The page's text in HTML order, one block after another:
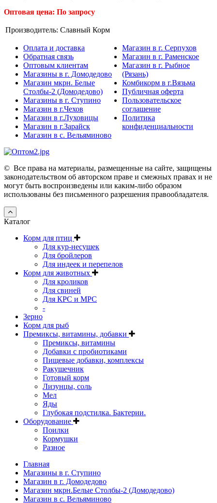
Оптовая цена: По запросу
Производитель: Славный Корм
Оплата и доставка
Обратная связь
Оптовым клиентам
Магазины в г. Домодедово
Магазин мкрн. Белые
Столбы-2 (Домодедово)
Магазины в г. Ступино
Магазин в г.Чехов
Магазин в г.Луховицы
Магазин в г.Зарайск
Магазин в с. Вельяминово
Магазин в г. Серпухов
Магазин в г. Раменское
Магазин в г. Рыбное
(Рязань)
Комбикорм в г.Вязьма
Публичная оферта
Пользовательское
соглашение
Политика
конфиденциальности
© Все права на материалы, размещенные на сайте, защищены
законодательством об авторском праве и смежных правах и не
могут быть воспроизведены или каким-либо образом
использованы без письменного разрешения правообладателя.
Каталог
Корм для птиц
Для кур-несушек
Для бройлеров
Для индеек и перепелов
Корм для животных
Для кроликов
Для свиней
Для КРС и МРС
-
Зерно
Корм для рыб
Премиксы, витамины, добавки
Премиксы, витамины
Добавки с пробиотиками
Пищевые добавки, комплексы
Ракушечник
Готовый корм
Лизунцы, соль
Мел
Яды
Глубокая подстилка. Бактерии.
Оборудование
Поилки
Кормушки
Разное
Главная
Магазины в г. Ступино
Магазин в г. Домодедово
Магазин мкрн.Белые Столбы-2 (Домодедово)
Магазин в с. Вельяминово